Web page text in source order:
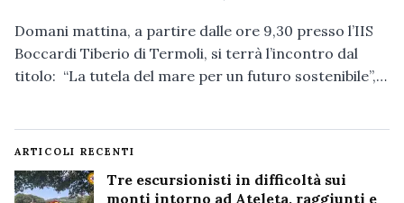
Domani mattina, a partire dalle ore 9,30 presso l’IIS
Boccardi Tiberio di Termoli, si terrà l’incontro dal
titolo: “La tutela del mare per un futuro sostenibile”,…
ARTICOLI RECENTI
Tre escursionisti in difficoltà sui
monti intorno ad Ateleta, raggiunti e